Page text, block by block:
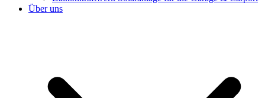
Über uns